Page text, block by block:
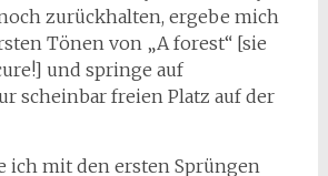
zurückhalten, ergebe mich
Tönen von „A forest“ [sie
und springe auf
scheinbar freien Platz auf der
ich mit den ersten Sprüngen